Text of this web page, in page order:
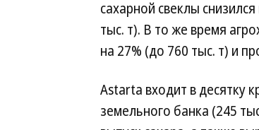
сахарной свеклы
тыс. т). В то же время
на 27% (до 760 тыс. т) и
Astarta входит в десятку
земельного банка (245